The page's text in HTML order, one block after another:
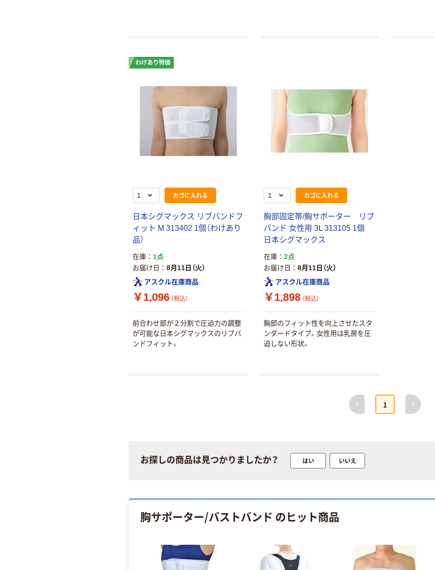
わけあり特価
カゴに入れる
日本シグマックス リブバンドフ
ィット M 313402 1個（わけあり
品）
在庫
1点
お届け日
8月11日（火）
アスクル在庫商品
￥1,096 （税込）
前合わせ部が２分割で圧迫力の調整
が可能な日本シグマックスのリブバ
ンドフィット。
カゴに入れる
胸部固定帯/胸サポーター リブ
バンド 女性用 3L 313105 1個
日本シグマックス
在庫
2点
お届け日
8月11日（火）
アスクル在庫商品
￥1,898 （税込）
胸部のフィット性を向上させたスタ
ンダードタイプ。女性用は乳房を圧
迫しない形状。
前へ
1
次へ
お探しの商品は見つかりましたか？ はい いいえ
胸サポーター/バストバンド のヒット商品